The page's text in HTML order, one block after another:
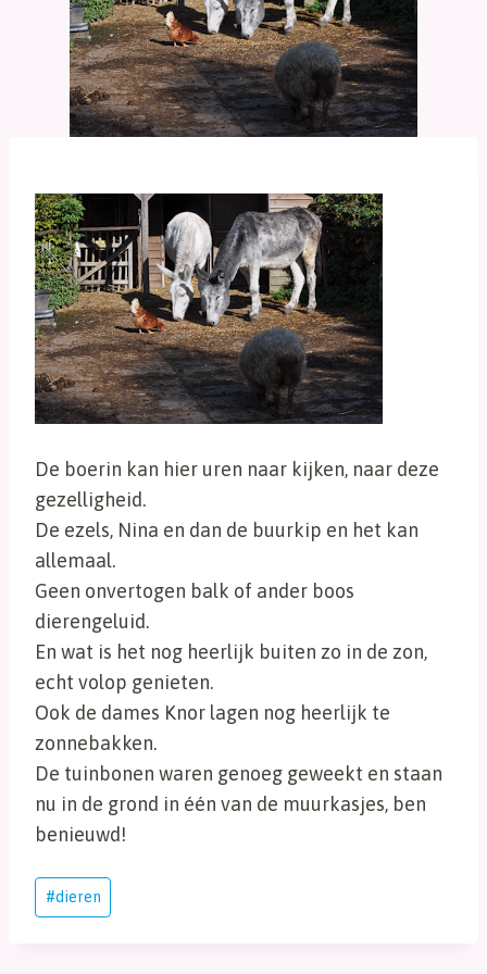
De boerin kan hier uren naar kijken, naar deze
gezelligheid.
De ezels, Nina en dan de buurkip en het kan
allemaal.
Geen onvertogen balk of ander boos
dierengeluid.
En wat is het nog heerlijk buiten zo in de zon,
echt volop genieten.
Ook de dames Knor lagen nog heerlijk te
zonnebakken.
De tuinbonen waren genoeg geweekt en staan
nu in de grond in één van de muurkasjes, ben
benieuwd!
Bericht
tags:
#dieren